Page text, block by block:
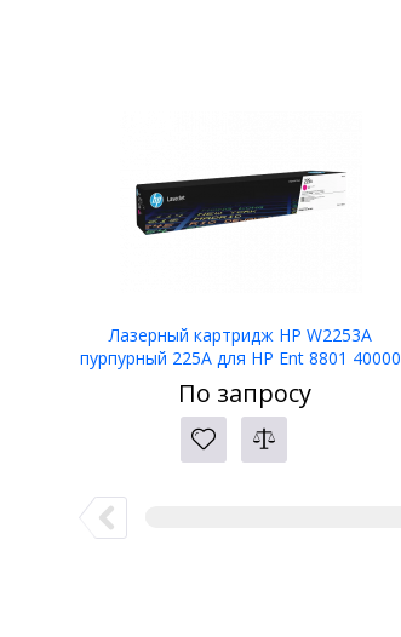
Лазерный картридж HP W2253A
пурпурный 225A для HP Ent 8801 40000
По запросу